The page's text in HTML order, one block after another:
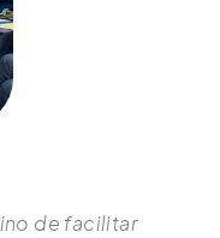
de facilitar